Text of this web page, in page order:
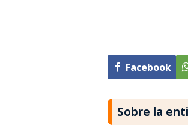
Facebook
Sobre la